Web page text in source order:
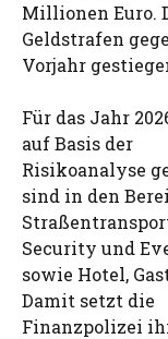
Millionen Euro.
Geldstrafen
Vorjahr
Für das Jahr
auf Basis der
Risikoanalyse
sind in den
Security und
sowie Hotel,
Damit setzt die
Finanzpolizei